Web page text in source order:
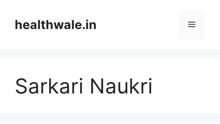
contenthealthwale.in Menu
Sarkari Naukri